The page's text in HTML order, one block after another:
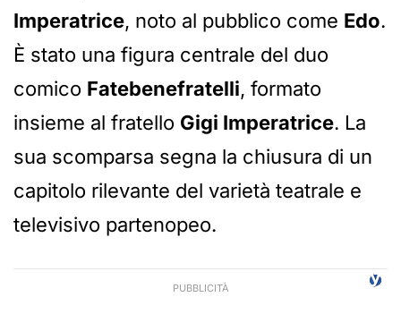
Imperatrice, noto al pubblico come Edo.
È stato una figura centrale del duo
comico Fatebenefratelli, formato
insieme al fratello Gigi Imperatrice. La
sua scomparsa segna la chiusura di un
capitolo rilevante del varietà teatrale e
televisivo partenopeo.